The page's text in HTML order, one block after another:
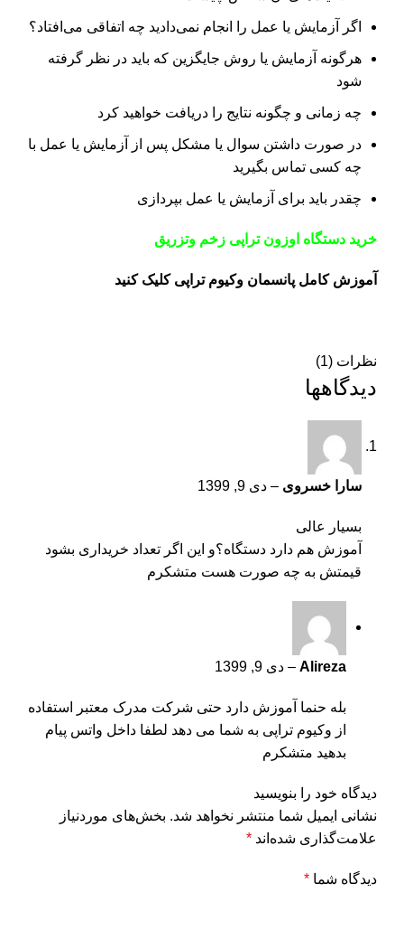
اگر آزمایش یا عمل را انجام نمی‌دادید چه اتفاقی می‌افتاد؟
هرگونه آزمایش یا روش جایگزین که باید در نظر گرفته
شود
چه زمانی و چگونه نتایج را دریافت خواهید کرد
در صورت داشتن سوال یا مشکل پس از آزمایش یا عمل با
چه کسی تماس بگیرید
چقدر باید برای آزمایش یا عمل بپردازی
خرید دستگاه اوزون تراپی زخم وتزریق
آموزش کامل پانسمان وکیوم تراپی کلیک کنید
نظرات (1)
دیدگاهها
سارا خسروی – دی 9, 1399
بسیار عالی
آموزش هم دارد دستگاه؟و این اگر تعداد خریداری بشود
قیمتش به چه صورت هست متشکرم
Alireza
– دی 9, 1399
بله حنما آموزش دارد حتی شرکت مدرک معتبر استفاده
از وکیوم تراپی به شما می دهد لطفا داخل واتس پیام
بدهید متشکرم
دیدگاه خود را بنویسید
نشانی ایمیل شما منتشر نخواهد شد. بخش‌های موردنیاز
علامت‌گذاری شده‌اند *
دیدگاه شما *